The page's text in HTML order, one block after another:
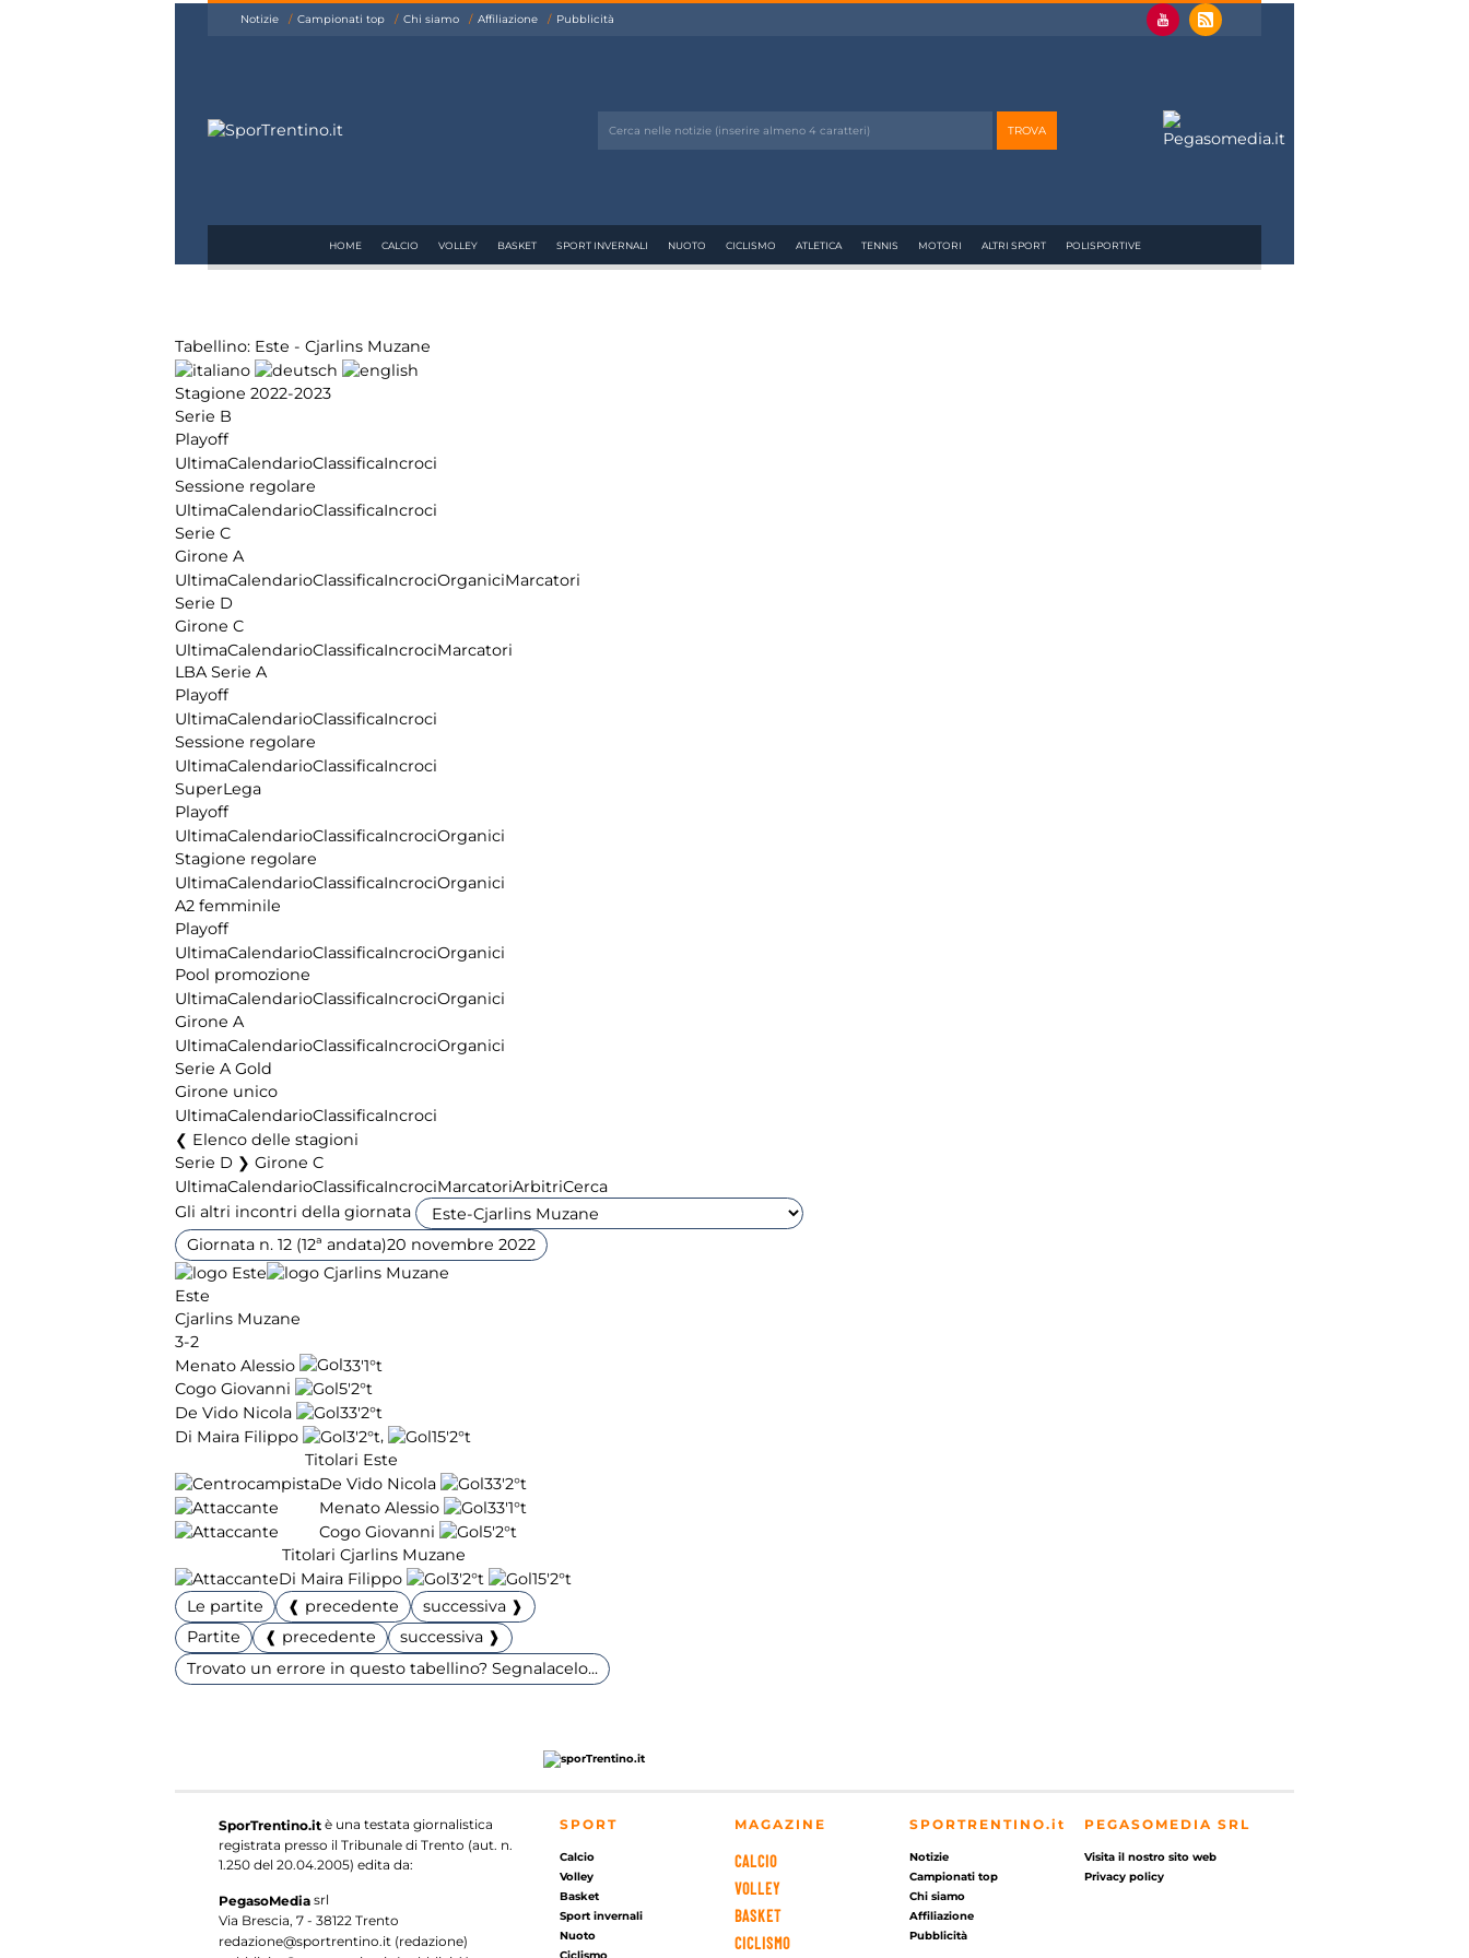
Notizie Campionati top Chi siamo Affiliazione Pubblicità
HOME CALCIO VOLLEY BASKET SPORT INVERNALI NUOTO CICLISMO ATLETICA TENNIS MOTORI ALTRI SPORT POLISPORTIVE
Tabellino: Este - Cjarlins Muzane
Stagione 2022-2023
Serie B
Playoff
UltimaCalendarioClassificaIncroci
Sessione regolare
UltimaCalendarioClassificaIncroci
Serie C
Girone A
UltimaCalendarioClassificaIncrociOrganiciMarcatori
Serie D
Girone C
UltimaCalendarioClassificaIncrociMarcatori
LBA Serie A
Playoff
UltimaCalendarioClassificaIncroci
Sessione regolare
UltimaCalendarioClassificaIncroci
SuperLega
Playoff
UltimaCalendarioClassificaIncrociOrganici
Stagione regolare
UltimaCalendarioClassificaIncrociOrganici
A2 femminile
Playoff
UltimaCalendarioClassificaIncrociOrganici
Pool promozione
UltimaCalendarioClassificaIncrociOrganici
Girone A
UltimaCalendarioClassificaIncrociOrganici
Serie A Gold
Girone unico
UltimaCalendarioClassificaIncroci
Elenco delle stagioni
Serie D ❯ Girone C
UltimaCalendarioClassificaIncrociMarcatoriArbitriCerca
Gli altri incontri della giornata
Giornata n. 12 (12ª andata)20 novembre 2022
Este
Cjarlins Muzane
3-2
Menato Alessio
33'1°t
Cogo Giovanni
5'2°t
De Vido Nicola
33'2°t
Di Maira Filippo
3'2°t, 15'2°t
Titolari Este
De Vido Nicola
33'2°t
Menato Alessio
33'1°t
Cogo Giovanni
5'2°t
Titolari Cjarlins Muzane
Di Maira Filippo
3'2°t 15'2°t
Le partite
❰ precedente
successiva ❱
Partite
❰ precedente
successiva ❱
Trovato un errore in questo tabellino? Segnalacelo...
SporTrentino.it è una testata giornalistica
registrata presso il Tribunale di Trento (aut. n.
1.250 del 20.04.2005) edita da:
PegasoMedia srl
Via Brescia, 7 - 38122 Trento
redazione@sportrentino.it (redazione)
SPORT
Calcio
Volley
Basket
Sport invernali
Nuoto
MAGAZINE
CALCIO
VOLLEY
BASKET
CICLISMO
SPORTRENTINO.it
Notizie
Campionati top
Chi siamo
Affiliazione
Pubblicità
PEGASOMEDIA SRL
Visita il nostro sito web
Privacy policy